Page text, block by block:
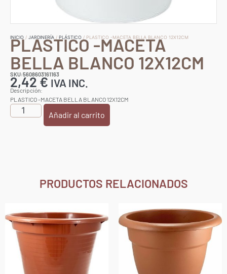
INICIO / JARDINERÍA / PLÁSTICO / PLASTICO -MACETA BELLA BLANCO 12X12CM
PLASTICO -MACETA
BELLA BLANCO 12X12CM
SKU:5608603161163
2,42€ IVA INC.
Descripción:
PLASTICO -MACETA BELLA BLANCO 12X12CM
Añadir al carrito
PRODUCTOS RELACIONADOS